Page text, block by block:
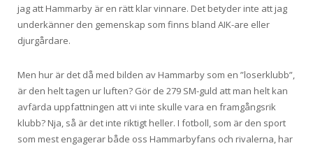
jag att Hammarby är en rätt klar vinnare. Det betyder inte att jag
underkänner den gemenskap som finns bland AIK-are eller
djurgårdare.
Men hur är det då med bilden av Hammarby som en ”loserklubb”,
är den helt tagen ur luften? Gör de 279 SM-guld att man helt kan
avfärda uppfattningen att vi inte skulle vara en framgångsrik
klubb? Nja, så är det inte riktigt heller. I fotboll, som är den sport
som mest engagerar både oss Hammarbyfans och rivalerna, har